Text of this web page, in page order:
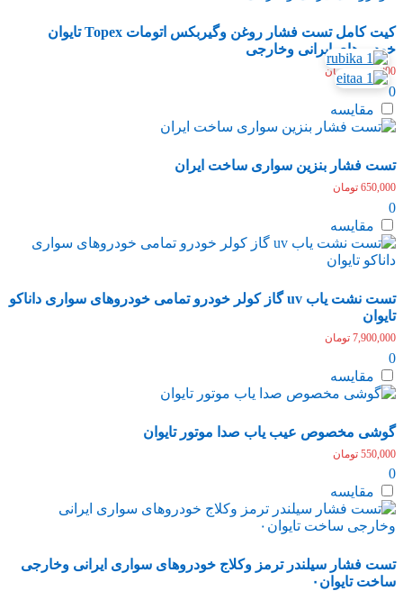
کیت کامل تست فشار روغن وگیربکس اتومات Topex تایوان
خودروهای ایرانی وخارجی
3,900,000 تومان
0
مقایسه
تست فشار بنزین سواری ساخت ایران
650,000 تومان
0
مقایسه
تست نشت یاب uv گاز کولر خودرو تمامی خودروهای سواری داناکو
تایوان
7,900,000 تومان
0
مقایسه
گوشی مخصوص عیب یاب صدا موتور تایوان
550,000 تومان
0
مقایسه
تست فشار سیلندر ترمز وکلاج خودروهای سواری ایرانی وخارجی
ساخت تایوان۰